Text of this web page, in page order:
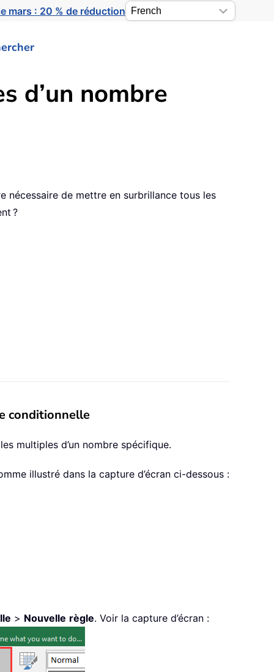
mars : 20 % de réduction
d’un nombre
nécessaire de mettre en surbrillance tous les
?
conditionnelle
multiples d’un nombre spécifique.
illustré dans la capture d’écran ci-dessous :
> Nouvelle règle. Voir la capture d’écran :